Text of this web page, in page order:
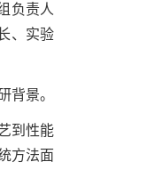
负责人
、实验
背景。
到性能
方法面